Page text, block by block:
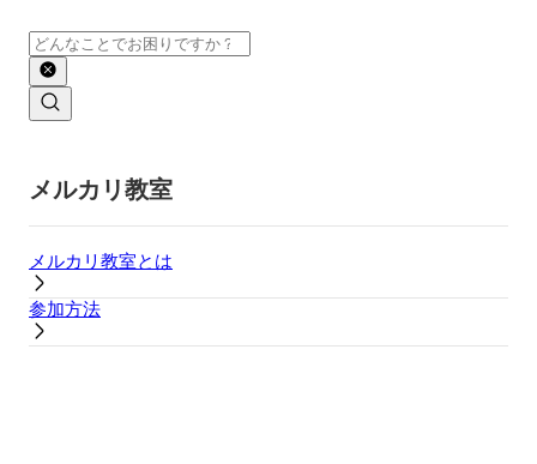
検索
メルカリ教室
メルカリ教室とは
参加方法